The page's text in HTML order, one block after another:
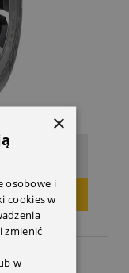
×
osobowe i
cookies w
zmienić
w